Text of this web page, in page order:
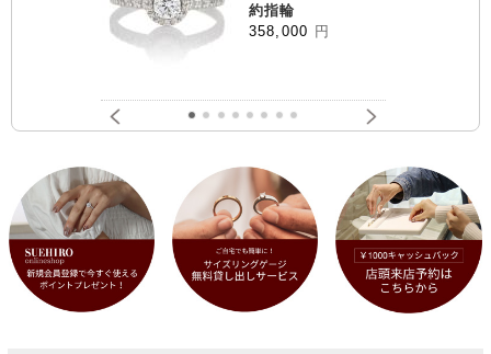
約指輪
358,000 円